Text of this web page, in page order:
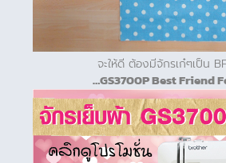
จะให้ดี ต้องมีจักรเก๋ๆเป็น
…GS3700P Best Friend